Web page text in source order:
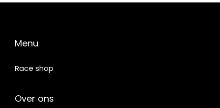
Menu
Race shop
Over ons